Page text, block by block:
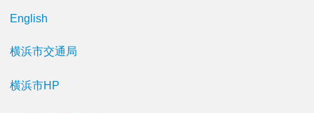
English
横浜市交通局
横浜市HP